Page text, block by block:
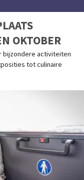
OKTOBER
bijzondere activiteiten
tot culinaire